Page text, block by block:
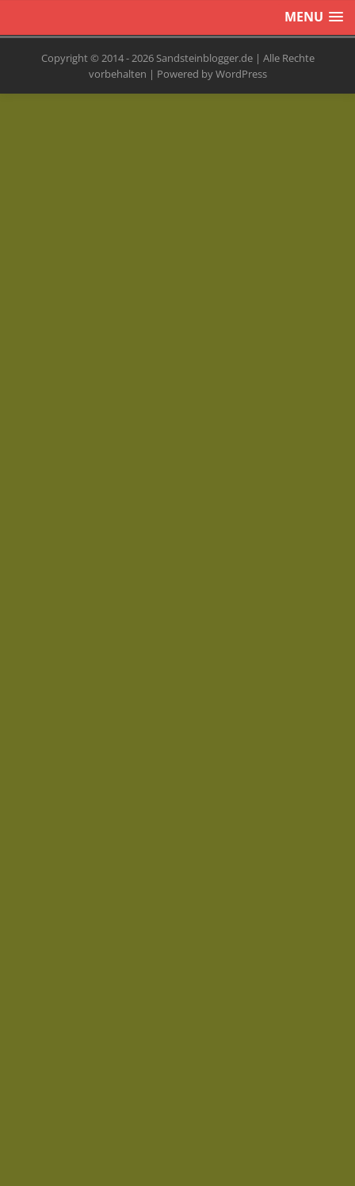
MENU
Copyright © 2014 - 2026 Sandsteinblogger.de | Alle Rechte
vorbehalten | Powered by WordPress